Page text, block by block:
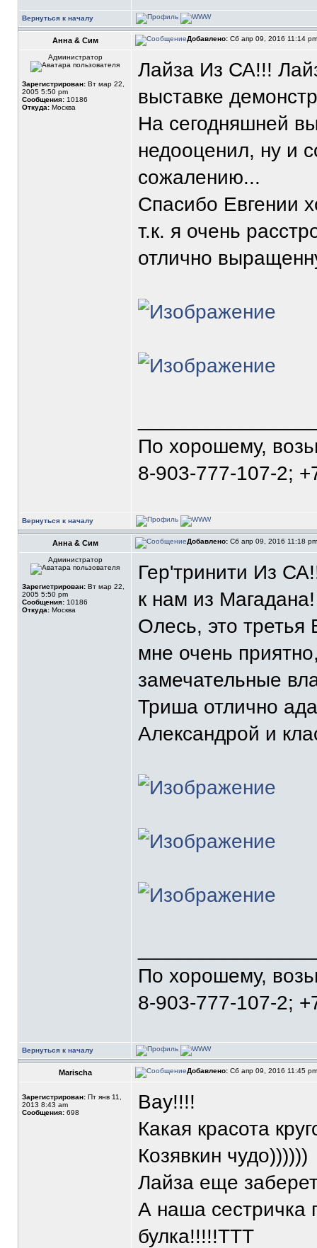
Вернуться к началу
Анна & Сим Добавлено: Сб апр 09, 2016 11:14
Администратор
Зарегистрирован: Вт мар 22,
2005 5:50 pm
Сообщения: 10186
Откуда: Москва
Лайза Из СА!!!
выставке
На сегодняшней
недооценил, ну и
сожалению...
Спасибо Евгении
т.к. я очень
отлично
По хорошему,
8-903-777-107-2;
Вернуться к началу
Анна & Сим Добавлено: Сб апр 09, 2016 11:18
Администратор
Зарегистрирован: Вт мар 22,
2005 5:50 pm
Сообщения: 10186
Откуда: Москва
Гер'тринити Из
к нам из
Олесь, это
мне очень
замечательные
Триша отлично
Александрой и
По хорошему,
8-903-777-107-2;
Вернуться к началу
Marischa Добавлено: Сб апр 09, 2016 11:45
Зарегистрирован: Пт янв 11,
2013 8:43 am
Сообщения: 698
Вау!!!!
Какая красота
Козявкин чудо))))))
Лайза еще
А наша сестричка
булка!!!!!ТТТ